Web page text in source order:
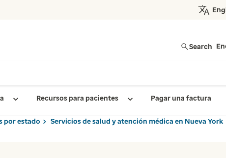
Search
Recursos para pacientes Pagar una factura
por estado Servicios de salud y atención médica en Nueva York